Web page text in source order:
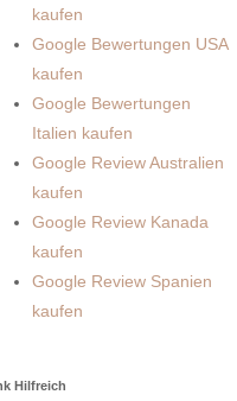
kaufen
Google Bewertungen USA
kaufen
Google Bewertungen
Italien kaufen
Google Review Australien
kaufen
Google Review Kanada
kaufen
Google Review Spanien
kaufen
Hilfreich